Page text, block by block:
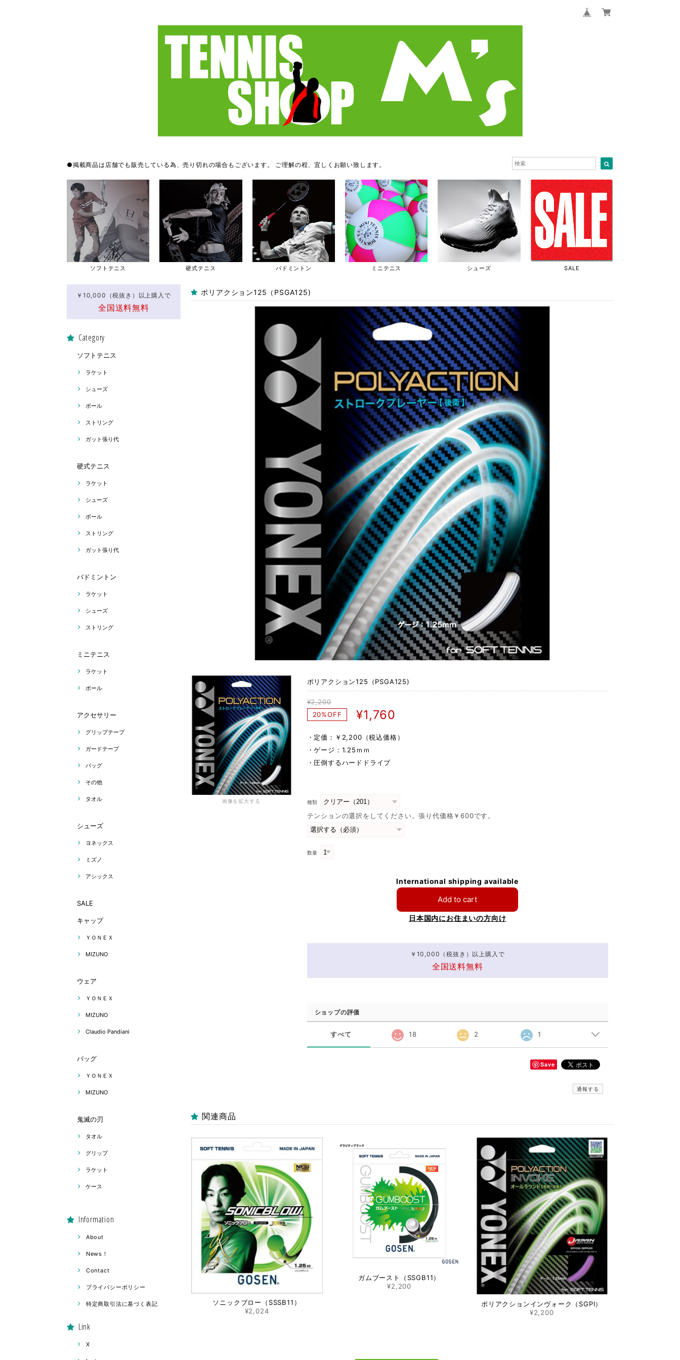
●掲載商品は店舗でも販売している為、売り切れの場合もございます。 ご理解の程、宜しくお願い致します。
ソフトテニス 硬式テニス バドミントン ミニテニス シューズ SALE
￥10,000（税抜き）以上購入で
全国送料無料
Category
ソフトテニス
ラケット
シューズ
ボール
ストリング
ガット張り代
硬式テニス
ラケット
シューズ
ボール
ストリング
ガット張り代
バドミントン
ラケット
シューズ
ストリング
ミニテニス
ラケット
ボール
アクセサリー
グリップテープ
ガードテープ
バッグ
その他
タオル
シューズ
ヨネックス
ミズノ
アシックス
SALE
キャップ
ＹＯＮＥＸ
MIZUNO
ウェア
ＹＯＮＥＸ
MIZUNO
Claudio Pandiani
バッグ
ＹＯＮＥＸ
MIZUNO
鬼滅の刃
タオル
グリップ
ラケット
ケース
Information
About
News！
Contact
プライバシーポリシー
特定商取引法に基づく表記
Link
X
ポリアクション125（PSGA125)
画像を拡大する
ポリアクション125（PSGA125)
¥2,200
20%OFF
¥1,760
・定価：￥2,200（税込価格）
・ゲージ：1.25ｍｍ
・圧倒するハードドライブ
種類
テンションの選択をしてください。張り代価格￥600です。
数量
International shipping available
Add to cart
日本国内にお住まいの方向け
￥10,000（税抜き）以上購入で
全国送料無料
ショップの評価
すべて 18 2 1
Save
通報する
関連商品
ソニックブロー（SSSB11）
¥2,024
ガムブースト（SSGB11）
¥2,200
ポリアクションインヴォーク（SGPI）
¥2,200